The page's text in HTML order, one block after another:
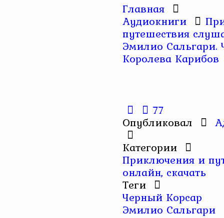
Главная
Аудиокниги
путешествия
Эмилио Сальгари.
Королева Карибов
77
Опубликовал
Категории
Приключения и
онлайн, скачать
Теги
Черный Корсар
Эмилио Сальгари